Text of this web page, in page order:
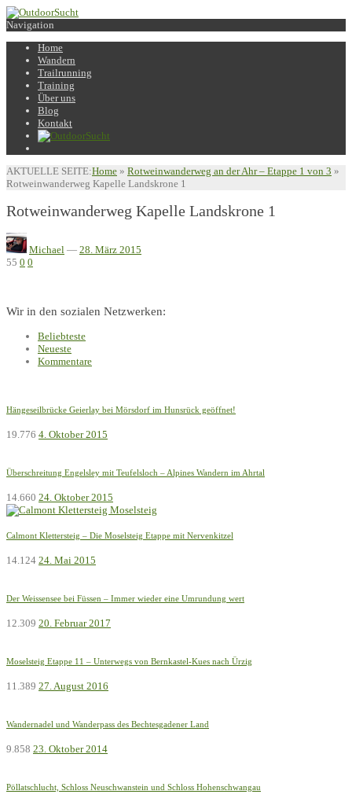
Navigation
Home
Wandern
Trailrunning
Training
Über uns
Blog
Kontakt
AKTUELLE SEITE:Home » Rotweinwanderweg an der Ahr – Etappe 1 von 3 »
Rotweinwanderweg Kapelle Landskrone 1
Rotweinwanderweg Kapelle Landskrone 1
Michael — 28. März 2015
55 0 0
Wir in den sozialen Netzwerken:
Beliebteste
Neueste
Kommentare
Hängeseilbrücke Geierlay bei Mörsdorf im Hunsrück geöffnet!
19.776 4. Oktober 2015
Überschreitung Engelsley mit Teufelsloch – Alpines Wandern im Ahrtal
14.660 24. Oktober 2015
Calmont Klettersteig – Die Moselsteig Etappe mit Nervenkitzel
14.124 24. Mai 2015
Der Weissensee bei Füssen – Immer wieder eine Umrundung wert
12.309 20. Februar 2017
Moselsteig Etappe 11 – Unterwegs von Bernkastel-Kues nach Ürzig
11.389 27. August 2016
Wandernadel und Wanderpass des Bechtesgadener Land
9.858 23. Oktober 2014
Pöllatschlucht, Schloss Neuschwanstein und Schloss Hohenschwangau